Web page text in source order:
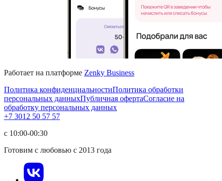
Работает на платформе Zenky Business
Политика конфиденциальностиПолитика обработки
персональных данныхПубличная офертаСогласие на
обработку персональных данных
+7 3012 50 57 57
с 10:00-00:30
Готовим с любовью с 2013 года